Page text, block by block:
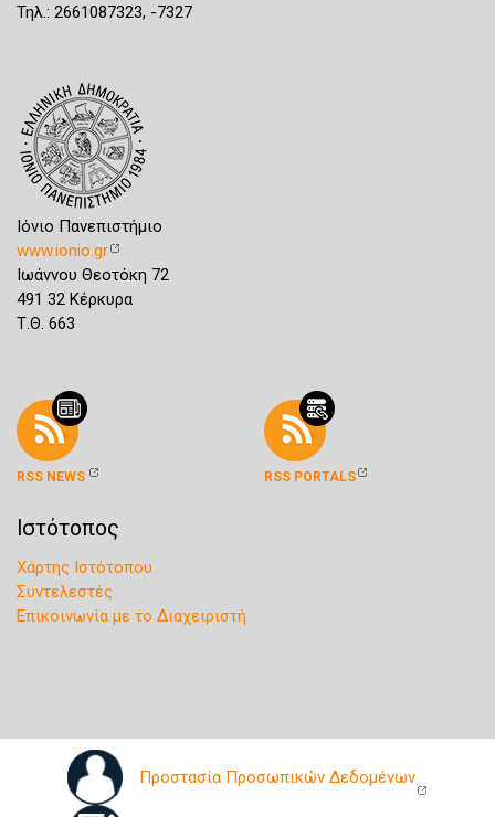
Τηλ.: 2661087323, -7327
Ιόνιο Πανεπιστήμιο
www.ionio.gr
Ιωάννου Θεοτόκη 72
491 32 Κέρκυρα
Τ.Θ. 663
RSS NEWS RSS PORTALS
Ιστότοπος
Χάρτης Ιστότοπου
Συντελεστές
Επικοινωνία με το Διαχειριστή
Προστασία Προσωπικών Δεδομένων